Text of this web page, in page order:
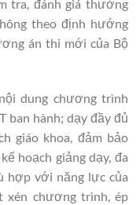
tra, đánh giá thường
theo định hướng
án thi mới của Bộ
dung chương trình
ban hành; dạy đầy đủ
giáo khoa, đảm bảo
hoạch giảng dạy, đa
hợp với năng lực của
xén chương trình, ép